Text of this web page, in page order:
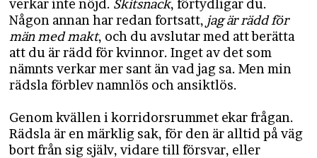
verkar inte nöjd. Skitsnack, förtydligar du.
Någon annan har redan fortsatt, jag är rädd för
män med makt, och du avslutar med att berätta
att du är rädd för kvinnor. Inget av det som
nämnts verkar mer sant än vad jag sa. Men min
rädsla förblev namnlös och ansiktlös.
Genom kvällen i korridorsrummet ekar frågan.
Rädsla är en märklig sak, för den är alltid på väg
bort från sig själv, vidare till försvar, eller